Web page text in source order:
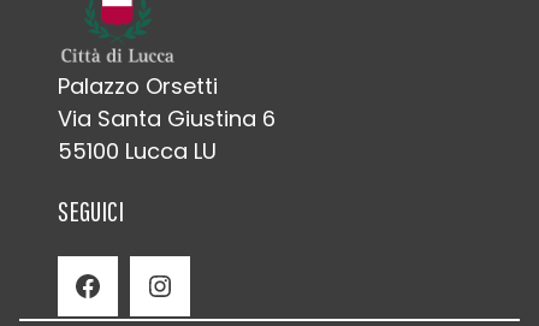
Palazzo Orsetti
Via Santa Giustina 6
55100 Lucca LU
SEGUICI
Facebook Instagram